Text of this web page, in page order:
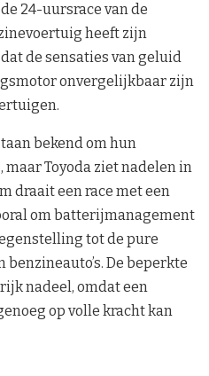
24-uursrace van de
heeft zijn
de sensaties van geluid
onvergelijkbaar zijn
bekend om hun
Toyoda ziet nadelen in
draait een race met een
om batterijmanagement
tot de pure
De beperkte
nadeel, omdat een
op volle kracht kan